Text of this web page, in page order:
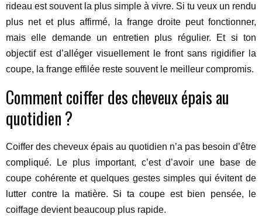
rideau est souvent la plus simple à vivre. Si tu veux un rendu
plus net et plus affirmé, la frange droite peut fonctionner,
mais elle demande un entretien plus régulier. Et si ton
objectif est d’alléger visuellement le front sans rigidifier la
coupe, la frange effilée reste souvent le meilleur compromis.
Comment coiffer des cheveux épais au
quotidien ?
Coiffer des cheveux épais au quotidien n’a pas besoin d’être
compliqué. Le plus important, c’est d’avoir une base de
coupe cohérente et quelques gestes simples qui évitent de
lutter contre la matière. Si ta coupe est bien pensée, le
coiffage devient beaucoup plus rapide.